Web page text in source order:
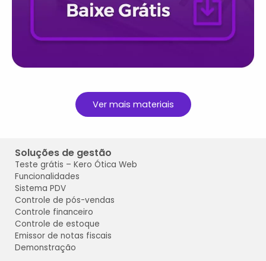
Ver mais materiais
Soluções de gestão
Teste grátis – Kero Ótica Web
Funcionalidades
Sistema PDV
Controle de pós-vendas
Controle financeiro
Controle de estoque
Emissor de notas fiscais
Demonstração